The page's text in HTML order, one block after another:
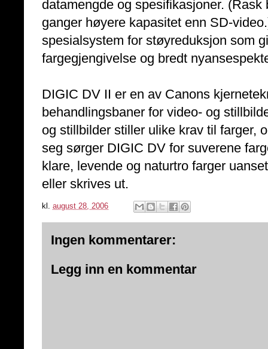
datamengde og spesifikasjoner.
ganger høyere kapasitet enn SD-
spesialsystem for støyreduksjon som
fargegjengivelse og bredt
DIGIC DV II er en av Canons
behandlingsbaner for video- og
og stillbilder stiller ulike krav til farger,
seg sørger DIGIC DV for suverene
klare, levende og naturtro farger
eller skrives ut.
kl. august 28, 2006
Ingen kommentarer:
Legg inn en kommentar